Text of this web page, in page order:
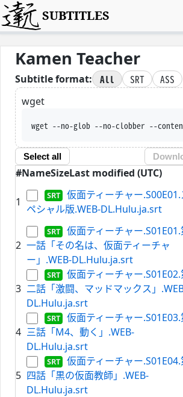
SUBTITLES
Kamen Teacher
Subtitle format: All SRT
ASS
wget
wget --no-glob --no-clobber --content-
Select all
#NameSizeLast modified (UTC)
1
仮面ティーチャー.S00E01.
ペシャル版.WEB-DL.Hulu.ja.srt
2
仮面ティーチャー
一話「その名は、仮面ティーチャ
ー」.WEB-DL.Hulu.ja.srt
3
仮面ティーチャー
二話「激闘、マッドマックス」
DL.Hulu.ja.srt
4
仮面ティーチャー
三話「M4、動く」.WEB-
DL.Hulu.ja.srt
5
仮面ティーチャー
四話「黒の仮面教師」.WEB-
DL.Hulu.ja.srt